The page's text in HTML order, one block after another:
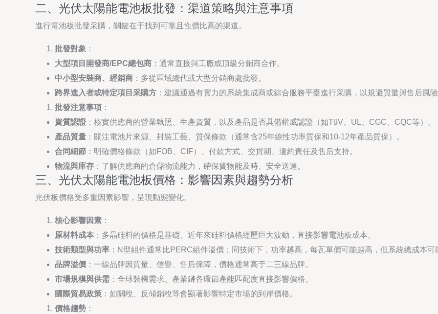
二、光伏太陽能電池板批發：渠道策略與注意事項
進行電池板批發采購，關鍵在于找到可靠且性價比高的渠道。
批發對象 ：
大型項目開發商/EPC總包商 ：通常直接與工廠或頂級分銷商合作。
中小型安裝商、經銷商 ：多從區域總代或大型分銷商處批發。
跨界進入者或特定項目采購方 ：建議通過有實力的系統集成商或綜合服務平臺進行采購，以規避質量與售后風
批發注意事項 ：
資質認證 ：核實供應商的營業執照、生產資質，以及產品是否具備權威認證（如TüV、UL、CGC、CQC等）。
產品質量 ：關注電池片來源、封裝工藝、質保條款（通常含25年線性功率質保和10-12年產品質保）。
合同細節 ：明確價格條款（如FOB、CIF）、付款方式、交貨期、違約責任及售后支持。
物流與庫存 ：了解供應商的倉儲物流能力，確保貨物能及時、安全送達。
三、光伏太陽能電池板價格：影響因素與趨勢分析
光伏板價格受多重因素影響，呈現動態變化。
核心影響因素 ：
原材料成本 ：多晶硅料的價格是基礎。近年來硅料價格經歷巨大波動，直接影響電池板成本。
技術類型與功率 ：N型組件通常比PERC組件溢價；同技術下，功率越高，每瓦單價可能越高，但系統總成本可
品牌溢價 ：一線品牌因質量、信譽、售后保障，價格通常高于二三線品牌。
市場規模與供需 ：全球裝機需求、產業鏈各環節產能匹配度直接影響價格。
國際貿易政策 ：如關稅、反傾銷稅等會顯著影響特定市場的到岸價格。
價格趨勢 ：